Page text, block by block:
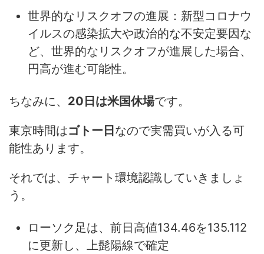
世界的なリスクオフの進展：新型コロナウ
イルスの感染拡大や政治的な不安定要因な
ど、世界的なリスクオフが進展した場合、
円高が進む可能性。
ちなみに、 20日は米国休場です。
東京時間はゴトー日 なので実需買いが入る可
能性あります。
それでは、チャート環境認識していきましょ
う。
ローソク足は、前日高値134.46を135.112
に更新し、上髭陽線で確定